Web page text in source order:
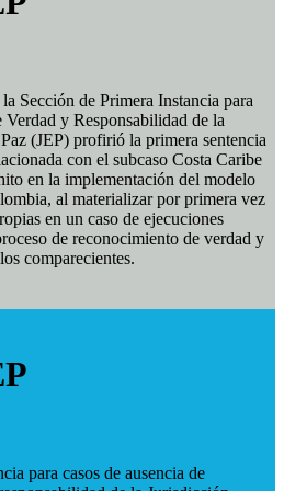
Sección de Primera Instancia para
y Responsabilidad de la
(JEP) profirió la primera sentencia
con el subcaso Costa Caribe
en la implementación del modelo
al materializar por primera vez
en un caso de ejecuciones
de reconocimiento de verdad y
comparecientes.
para casos de ausencia de